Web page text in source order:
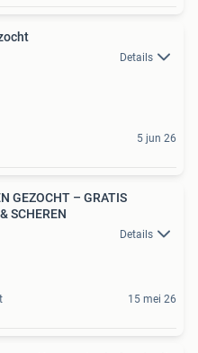
Details
5 jun 26
GEZOCHT – GRATIS
SCHEREN
Details
15 mei 26